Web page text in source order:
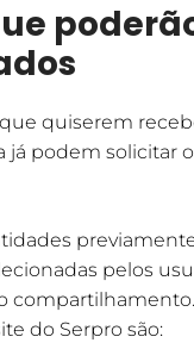
quiserem
já podem solicitar
pelos
compartilhamento.
do Serpro são: